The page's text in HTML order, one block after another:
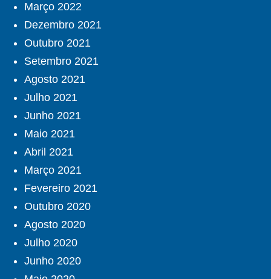
Março 2022
Dezembro 2021
Outubro 2021
Setembro 2021
Agosto 2021
Julho 2021
Junho 2021
Maio 2021
Abril 2021
Março 2021
Fevereiro 2021
Outubro 2020
Agosto 2020
Julho 2020
Junho 2020